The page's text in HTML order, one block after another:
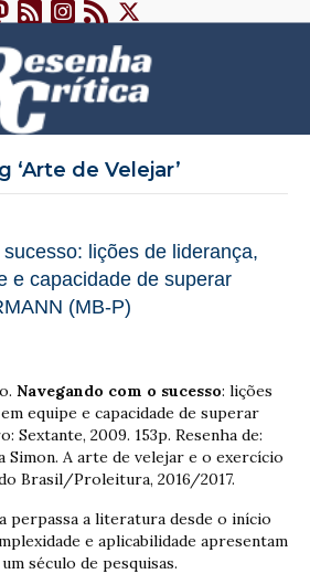
‘Arte de Velejar’
lições de liderança,
e capacidade de superar
(MB-P)
Navegando com o sucesso: lições
equipe e capacidade de superar
Sextante, 2009. 153p. Resenha de:
Simon. A arte de velejar e o exercício
Brasil/Proleitura, 2016/2017.
perpassa a literatura desde o início
e aplicabilidade apresentam
século de pesquisas.